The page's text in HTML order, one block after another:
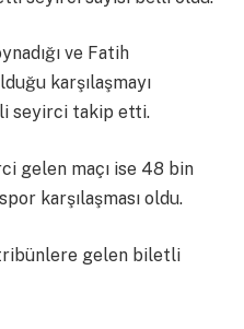
ve Fatih
karşılaşmayı
seyirci takip etti.
gelen maçı ise 48 bin
karşılaşması oldu.
tribünlere gelen biletli